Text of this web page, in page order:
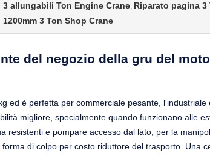
3 allungabili Ton Engine Crane, Riparato pagina 3
1200mm 3 Ton Shop Crane
del negozio della gru del
ed è perfetta per commerciale pesante,
migliore, specialmente quando funzionano alle
resistenti e pompare accesso dal lato, per la
di colpo per costo riduttore del trasporto. Una